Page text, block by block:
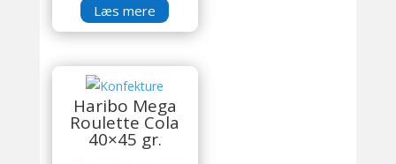
Læs mere
Haribo Mega
Roulette Cola
40×45 gr.